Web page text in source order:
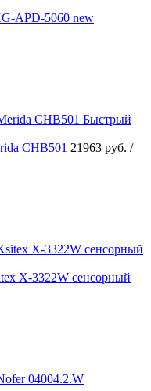
APD-5060 new
Быстрый
CHB501 21963 руб. /
X-3322W сенсорный